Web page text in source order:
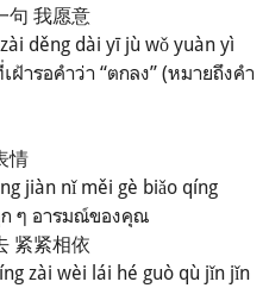
句 我愿意
děng dài yī jù wǒ yuàn yì
ารอคำว่า “ตกลง” (หมายถึงคำ
情
jiàn nǐ měi gè biǎo qíng
ๆ อารมณ์ของคุณ
紧紧相依
zài wèi lái hé guò qù jǐn jǐn